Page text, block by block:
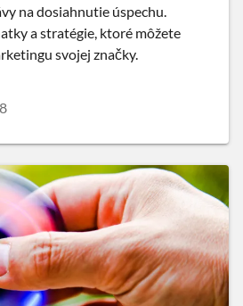
na dosiahnutie úspechu.
a stratégie, ktoré môžete
svojej značky.